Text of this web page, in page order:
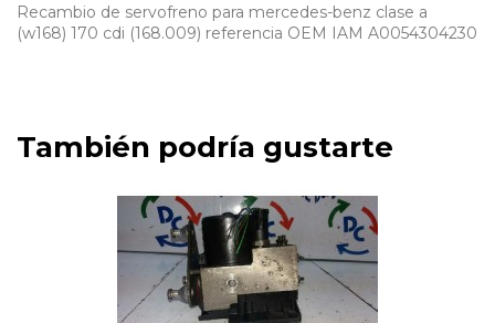
Recambio de servofreno para mercedes-benz clase a
(w168) 170 cdi (168.009) referencia OEM IAM A0054304230
También podría gustarte